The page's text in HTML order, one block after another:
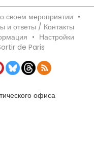
своем мероприятии •
и ответы / Контакты
• Настройки
de Paris
офиса